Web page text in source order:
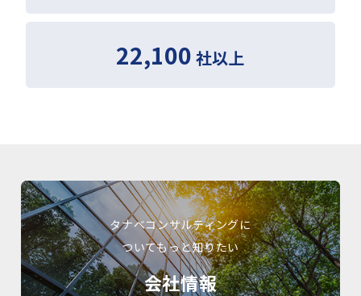
22,100 社以上
タナベコンサルティングに
ついてもっと知りたい
会社情報